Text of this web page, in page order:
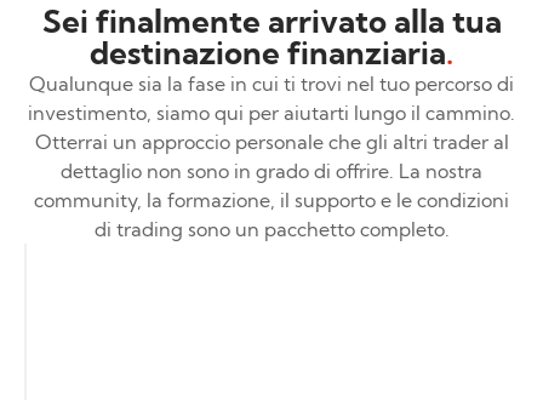
Sei finalmente arrivato alla tua
destinazione finanziaria.
Qualunque sia la fase in cui ti trovi nel tuo percorso di
investimento, siamo qui per aiutarti lungo il cammino.
Otterrai un approccio personale che gli altri trader al
dettaglio non sono in grado di offrire. La nostra
community, la formazione, il supporto e le condizioni
di trading sono un pacchetto completo.